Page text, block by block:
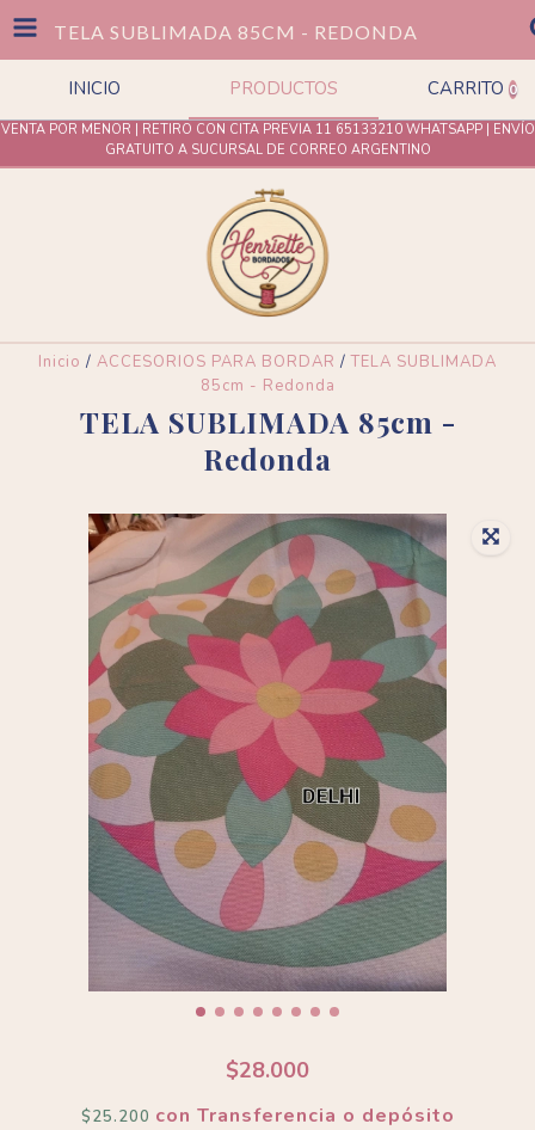
TELA SUBLIMADA 85CM - REDONDA
INICIO PRODUCTOS CARRITO 0
VENTA POR MENOR | RETIRO CON CITA PREVIA 11 65133210 WHATSAPP | ENVÍO
GRATUITO A SUCURSAL DE CORREO ARGENTINO
Inicio / ACCESORIOS PARA BORDAR / TELA SUBLIMADA
85cm - Redonda
TELA SUBLIMADA 85cm -
Redonda
$28.000
$25.200 con Transferencia o depósito